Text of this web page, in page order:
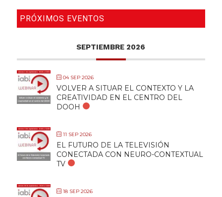
PRÓXIMOS EVENTOS
SEPTIEMBRE 2026
04 SEP 2026
VOLVER A SITUAR EL CONTEXTO Y LA
CREATIVIDAD EN EL CENTRO DEL
DOOH
11 SEP 2026
EL FUTURO DE LA TELEVISIÓN
CONECTADA CON NEURO-CONTEXTUAL
TV
18 SEP 2026